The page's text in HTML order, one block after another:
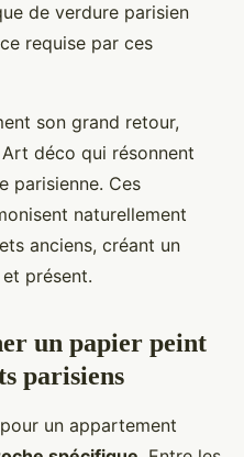
de verdure parisien
requise par ces
son grand retour,
déco qui résonnent
parisienne. Ces
naturellement
anciens, créant un
présent.
un papier peint
parisiens
un appartement